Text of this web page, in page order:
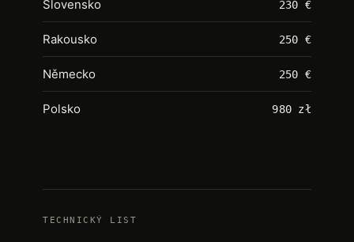
Slovensko 230 €
Rakousko 250 €
Německo 250 €
Polsko 980 zł
TECHNICKÝ LIST